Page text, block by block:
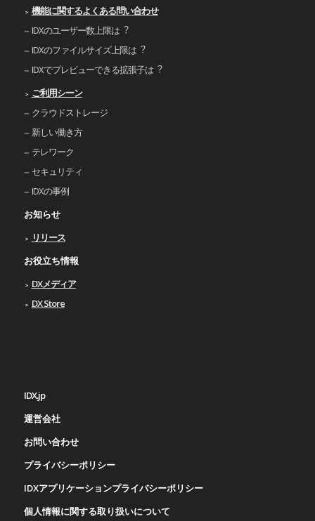
機能に関するよくある問い合わせ
IDXのユーザー数上限は︖
IDXのファイルサイズ上限は︖
IDXでプレビューできる拡張⼦は︖
ご利⽤シーン
クラウドストレージ
新しい働き⽅
テレワーク
セキュリティ
IDXの事例
お知らせ
リリース
お役立ち情報
DXメディア
DX Store
IDX.jp
運営会社
お問い合わせ
プライバシーポリシー
IDXアプリケーションプライバシーポリシー
個人情報に関する取り扱いについて